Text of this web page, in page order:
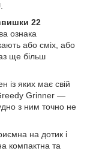
22
ознака
або сміх, або
ще більш
із яких має свій
Greedy Grinner —
з ним точно не
на дотик і
компактна та